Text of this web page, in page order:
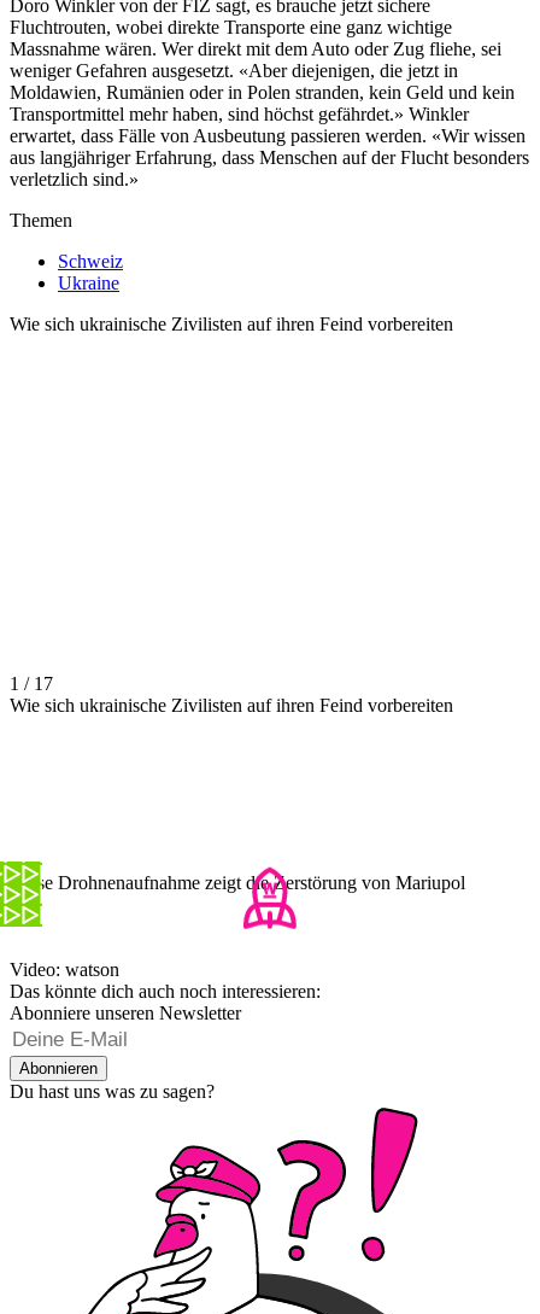
Doro Winkler von der FIZ sagt, es brauche jetzt sichere
Fluchtrouten, wobei direkte Transporte eine ganz wichtige
Massnahme wären. Wer direkt mit dem Auto oder Zug fliehe, sei
weniger Gefahren ausgesetzt. «Aber diejenigen, die jetzt in
Moldawien, Rumänien oder in Polen stranden, kein Geld und kein
Transportmittel mehr haben, sind höchst gefährdet.» Winkler
erwartet, dass Fälle von Ausbeutung passieren werden. «Wir wissen
aus langjähriger Erfahrung, dass Menschen auf der Flucht besonders
verletzlich sind.»
Themen
Schweiz
Ukraine
Wie sich ukrainische Zivilisten auf ihren Feind vorbereiten
1 / 17
Wie sich ukrainische Zivilisten auf ihren Feind vorbereiten
Diese Drohnenaufnahme zeigt die Zerstörung von Mariupol
Video: watson
Das könnte dich auch noch interessieren:
Abonniere unseren Newsletter
Abonnieren
Du hast uns was zu sagen?